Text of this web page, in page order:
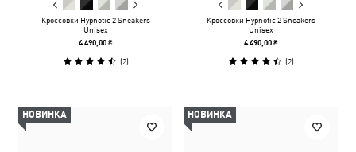
Кроссовки Hypnotic 2 Sneakers
Unisex
4 490,00 ₴
(2)
Кроссовки Hypnotic 2 Sneakers
Unisex
4 490,00 ₴
(2)
НОВИНКА НОВИНКА